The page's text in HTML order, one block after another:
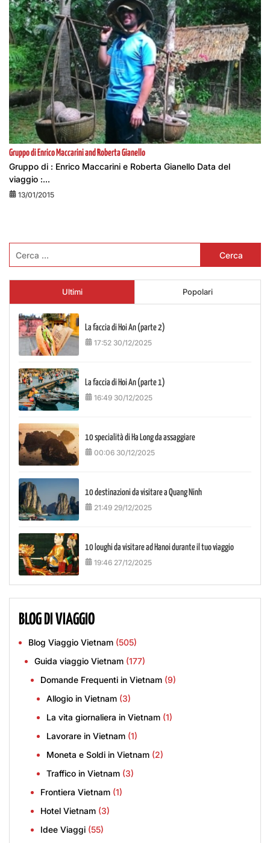
Gruppo di Enrico Maccarini and Roberta Gianello
Gruppo di : Enrico Maccarini e Roberta Gianello Data del
viaggio :...
13/01/2015
per:
Ultimi Popolari
La faccia di Hoi An (parte 2)
17:52 30/12/2025
La faccia di Hoi An (parte 1)
16:49 30/12/2025
10 specialità di Ha Long da assaggiare
00:06 30/12/2025
10 destinazioni da visitare a Quang Ninh
21:49 29/12/2025
10 loughi da visitare ad Hanoi durante il tuo viaggio
19:46 27/12/2025
BLOG DI VIAGGIO
Blog Viaggio Vietnam (505)
Guida viaggio Vietnam (177)
Domande Frequenti in Vietnam (9)
Allogio in Vietnam (3)
La vita giornaliera in Vietnam (1)
Lavorare in Vietnam (1)
Moneta e Soldi in Vietnam (2)
Traffico in Vietnam (3)
Frontiera Vietnam (1)
Hotel Vietnam (3)
Idee Viaggi (55)